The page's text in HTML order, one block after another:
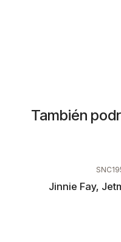
También
Jinnie Fay,